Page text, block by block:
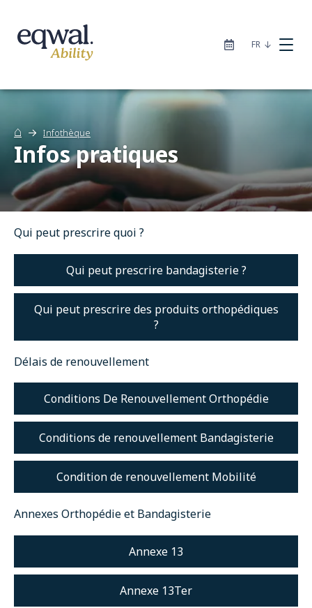
FR
Nos solutions de soins
Catalogue
À propos
Infothèque
Contact
⌂ Infothèque
Infos pratiques
Qui peut prescrire quoi ?
Qui peut prescrire bandagisterie ?
Qui peut prescrire des produits orthopédiques
?
Délais de renouvellement
Conditions De Renouvellement Orthopédie
Conditions de renouvellement Bandagisterie
Condition de renouvellement Mobilité
Annexes Orthopédie et Bandagisterie
Annexe 13
Annexe 13Ter